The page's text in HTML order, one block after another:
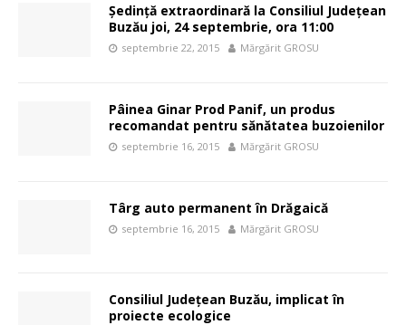
Şedinţă extraordinară la Consiliul Judeţean
Buzău joi, 24 septembrie, ora 11:00
septembrie 22, 2015 Mărgărit GROSU
Pâinea Ginar Prod Panif, un produs
recomandat pentru sănătatea buzoienilor
septembrie 16, 2015 Mărgărit GROSU
Târg auto permanent în Drăgaică
septembrie 16, 2015 Mărgărit GROSU
Consiliul Judeţean Buzău, implicat în
proiecte ecologice